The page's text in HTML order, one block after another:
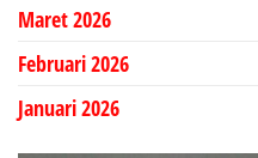
Maret 2026
Februari 2026
Januari 2026